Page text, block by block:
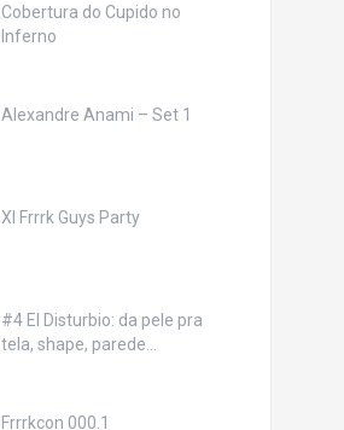
Cobertura do Cupido no
Inferno
Alexandre Anami – Set 1
XI Frrrk Guys Party
#4 El Disturbio: da pele pra
tela, shape, parede…
Frrrkcon 000.1